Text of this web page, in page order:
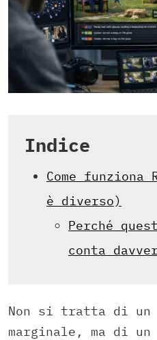
Indice
Come funziona
è diverso)
Perché
conta
Non si tratta di un
marginale, ma di un